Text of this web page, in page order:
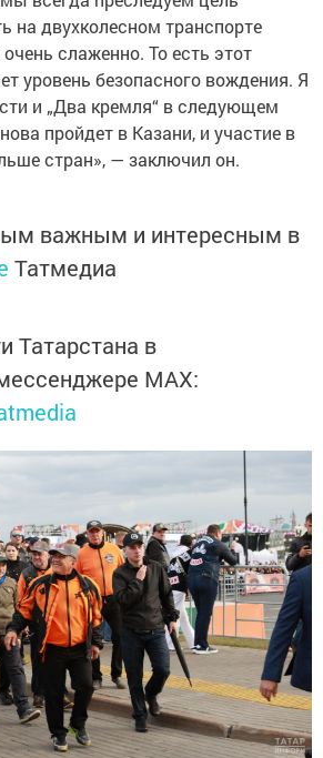
на двухколесном транспорте
слаженно. То есть этот
уровень безопасного вождения. Я
и „Два кремля“ в следующем
пройдет в Казани, и участие в
стран», — заключил он.
важным и интересным в
Татмедиа
Татарстана в
MАХ: